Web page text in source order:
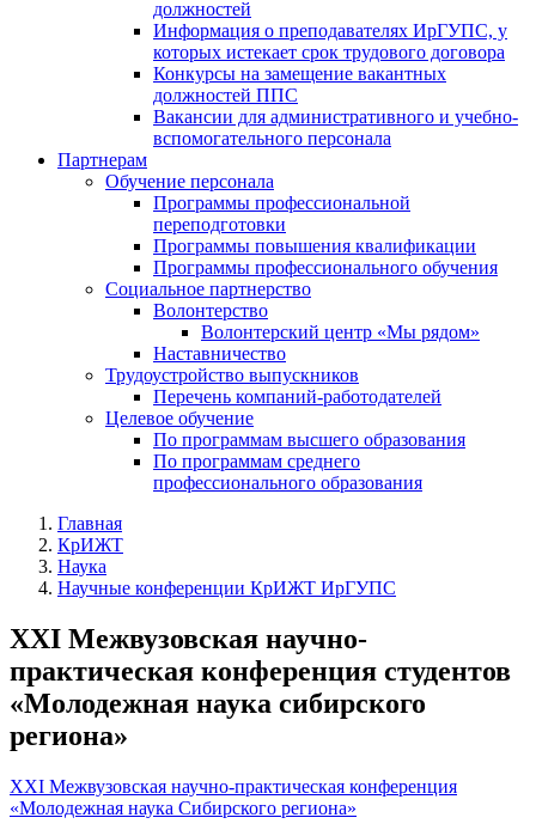
должностей
Информация о преподавателях ИрГУПС, у
которых истекает срок трудового договора
Конкурсы на замещение вакантных
должностей ППС
Вакансии для административного и учебно-
вспомогательного персонала
Партнерам
Обучение персонала
Программы профессиональной
переподготовки
Программы повышения квалификации
Программы профессионального обучения
Социальное партнерство
Волонтерство
Волонтерский центр «Мы рядом»
Наставничество
Трудоустройство выпускников
Перечень компаний-работодателей
Целевое обучение
По программам высшего образования
По программам среднего
профессионального образования
Главная
КрИЖТ
Наука
Научные конференции КрИЖТ ИрГУПС
XXI Межвузовская научно-
практическая конференция студентов
«Молодежная наука сибирского
региона»
XXI Межвузовская научно-практическая конференция
«Молодежная наука Сибирского региона»